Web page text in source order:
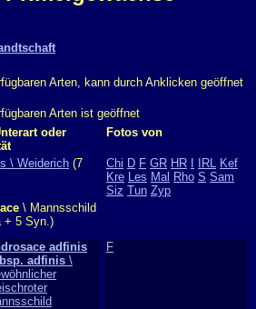
Arten, kann durch Anklicken geöffnet
Arten ist geöffnet
oder
Fotos von
\ Weiderich (7
Chi D F GR HR IRL Kef
Kre Les Mal Rho S Sam
Siz Tun Zyp
\ Mannsschild
+ 5 Syn.)
adfinis
adfinis \
F